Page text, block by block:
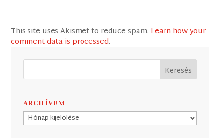
This site uses Akismet to reduce spam. Learn how your
comment data is processed.
ARCHÍVUM
Archívum